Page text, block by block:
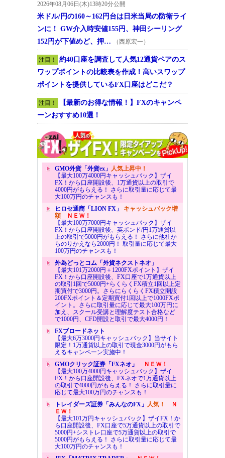
2026年08月06日(木)13時20分公開
米ドル/円の160～162円台は日米当局の防衛ライ
ンに！ GW介入時安値155円、神田シーリング
152円が下値めど、押…
（西原宏一）
注目！
約40口座を調査して人気12通貨ペアのス
ワップポイントの比較表を作成！高いスワップ
ポイントを提供しているFX口座はどこだ？
注目！
【最新のお得な情報！】FXのキャンペ
ーンおすすめ10選！
GMO外貨「外貨ex」 人気上昇中！
【最大100万4000円キャッシュバック】ザイ
FX！から口座開設後、1万通貨以上の取引で
4000円がもらえる！ さらに取引量に応じて最
大100万円のチャンスも！
ヒロセ通商「LION FX」 キャッシュバック増
額ＮＥＷ！
【最大100万7000円キャッシュバック】ザイ
FX！から口座開設後、英ポンド/円1万通貨以
上の取引で5000円がもらえる！ さらに他社か
らのりかえなら2000円！ 取引量に応じて最大
100万円のチャンスも！
外為どっとコム「外貨ネクストネオ」
【最大101万2000円＋1200FXポイント】ザイ
FX！から口座開設後、FX口座で1万通貨以上
の取引1回で5000円+らくらくFX積立1回以上定
期買付で3000円。さらにらくらくFX積立開設
200FXポイント＆定期買付1回以上で1000FXポ
イント。さらに取引量に応じて最大100万円に
加え、スクール受講と理解度テスト合格など
で1000円、CFD開設と取引で最大4000円！
FXブロードネット
【最大6万3000円キャッシュバック】当サイト
限定！1万通貨以上の取引で現金3000円がもら
えるキャンペーン実施中！
GMOクリック証券「FXネオ」
ＮＥＷ！
【最大100万4000円キャッシュバック】ザイ
FX！から口座開設後、FXネオで1万通貨以上
の取引で4000円がもらえる！ さらに取引量に
応じて最大100万円のチャンスも！
トレイダーズ証券「みんなのFX」 人気！
Ｎ
ＥＷ！
【最大101万円キャッシュバック】ザイFX！か
ら口座開設後、FX口座で5万通貨以上の取引で
5000円+シストレ口座で5万通貨以上の取引で
5000円がもらえる！ さらに取引量に応じて最
大100万円のチャンスも！